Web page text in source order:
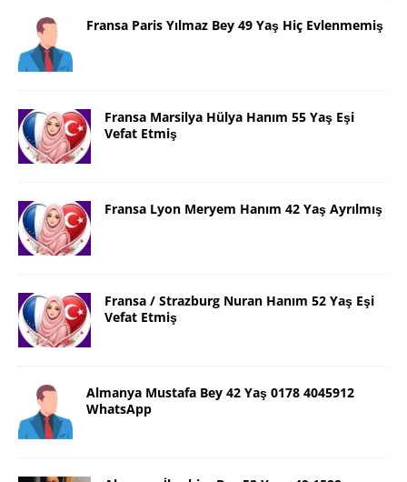
Fransa Paris Yılmaz Bey 49 Yaş Hiç Evlenmemiş
Fransa Marsilya Hülya Hanım 55 Yaş Eşi
Vefat Etmiş
Fransa Lyon Meryem Hanım 42 Yaş Ayrılmış
Fransa / Strazburg Nuran Hanım 52 Yaş Eşi
Vefat Etmiş
Almanya Mustafa Bey 42 Yaş 0178 4045912
WhatsApp